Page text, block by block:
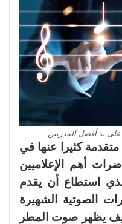
يد أفضل المدربين
كثيرا عنها في
أهم الإعلاميين
استطاع أن يقدم
الصوتية الشهيرة
كيف يظهر صوت المطر